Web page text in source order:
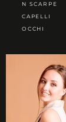
N SCARPE
CAPELLI
OCCHI